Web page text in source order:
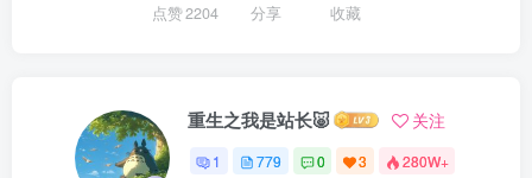
点赞2204 分享 收藏
重生之我是站长🐷 关注
1 779 0 3 280W+